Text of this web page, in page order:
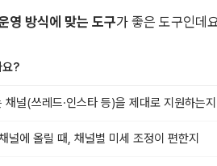
영 방식에 맞는 도구가 좋은 도구인데
요?
채널(쓰레드·인스타 등)을 제대로 지원하는
널에 올릴 때, 채널별 미세 조정이 편한지